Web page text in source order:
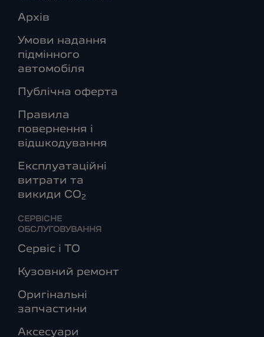
Архів
Умови надання
підмінного
автомобіля
Публічна оферта
Правила
повернення і
відшкодування
Експлуатаційні
витрати та
викиди СО2
СЕРВІСНЕ
ОБСЛУГОВУВАННЯ
Сервіс і ТО
Кузовний ремонт
Оригінальні
запчастини
Аксесуари